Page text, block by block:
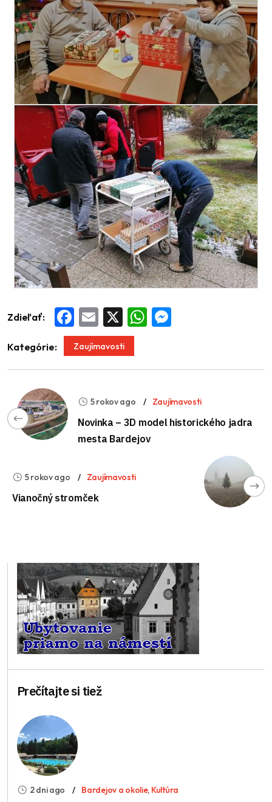
Zdieľať: Facebook
Email WhatsApp
Kategórie: Zaujímavosti
5 rokov ago Zaujímavosti
Novinka – 3D model historického jadra
mesta Bardejov
5 rokov ago Zaujímavosti
Vianočný stromček
Prečítajte si tiež
2 dni ago Bardejov a okolie, Kultúra